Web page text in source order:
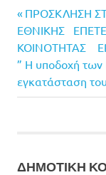
άρθρων
Previous
Post:
ΠΡΟΣΚΛΗΣΗ
ΕΘΝΙΚΗΣ
Next
Post:
” Η υποδοχή
εγκατάσταση
ΔΗΜΟΤΙΚΗ